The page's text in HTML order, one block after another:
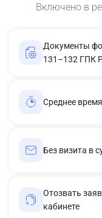
Включено в
Документы
131–132 ГПК
Среднее
Без визита в
Отозвать
кабинете